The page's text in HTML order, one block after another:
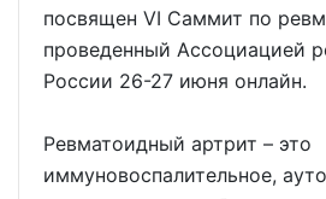
посвящен VI Саммит по
проведенный Ассоциацией
России 26-27 июня онлайн.
Ревматоидный артрит – это
иммуновоспалительное,